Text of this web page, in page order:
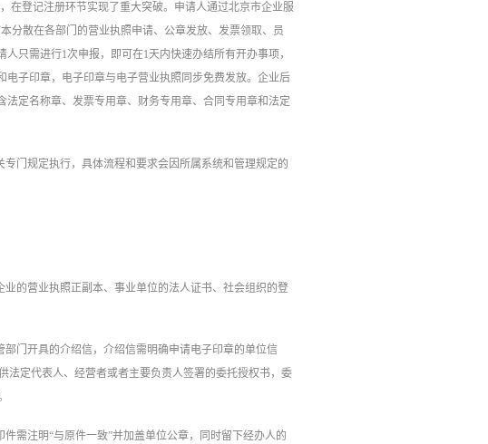
在登记注册环节实现了重大突破。申请人通过北京市企业服
分散在各部门的营业执照申请、公章发放、发票领取、员
只需进行1次申报，即可在1天内快速办结所有开办事项，
电子印章，电子印章与电子营业执照同步免费发放。企业后
定名称章、发票专用章、财务专用章、合同专用章和法定
门规定执行，具体流程和要求会因所属系统和管理规定的
的营业执照正副本、事业单位的法人证书、社会组织的登
门开具的介绍信，介绍信需明确申请电子印章的单位信
法定代表人、经营者或者主要负责人签署的委托授权书，委
需注明“与原件一致”并加盖单位公章，同时留下经办人的